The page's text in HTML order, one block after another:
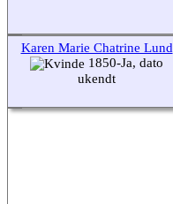
Karen Marie Chatrine Lund
1850-Ja, dato
ukendt